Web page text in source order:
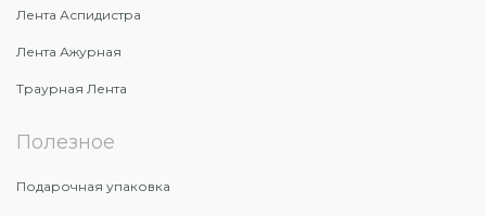
Лента Аспидистра
Лента Ажурная
Траурная Лента
Полезное
Подарочная упаковка